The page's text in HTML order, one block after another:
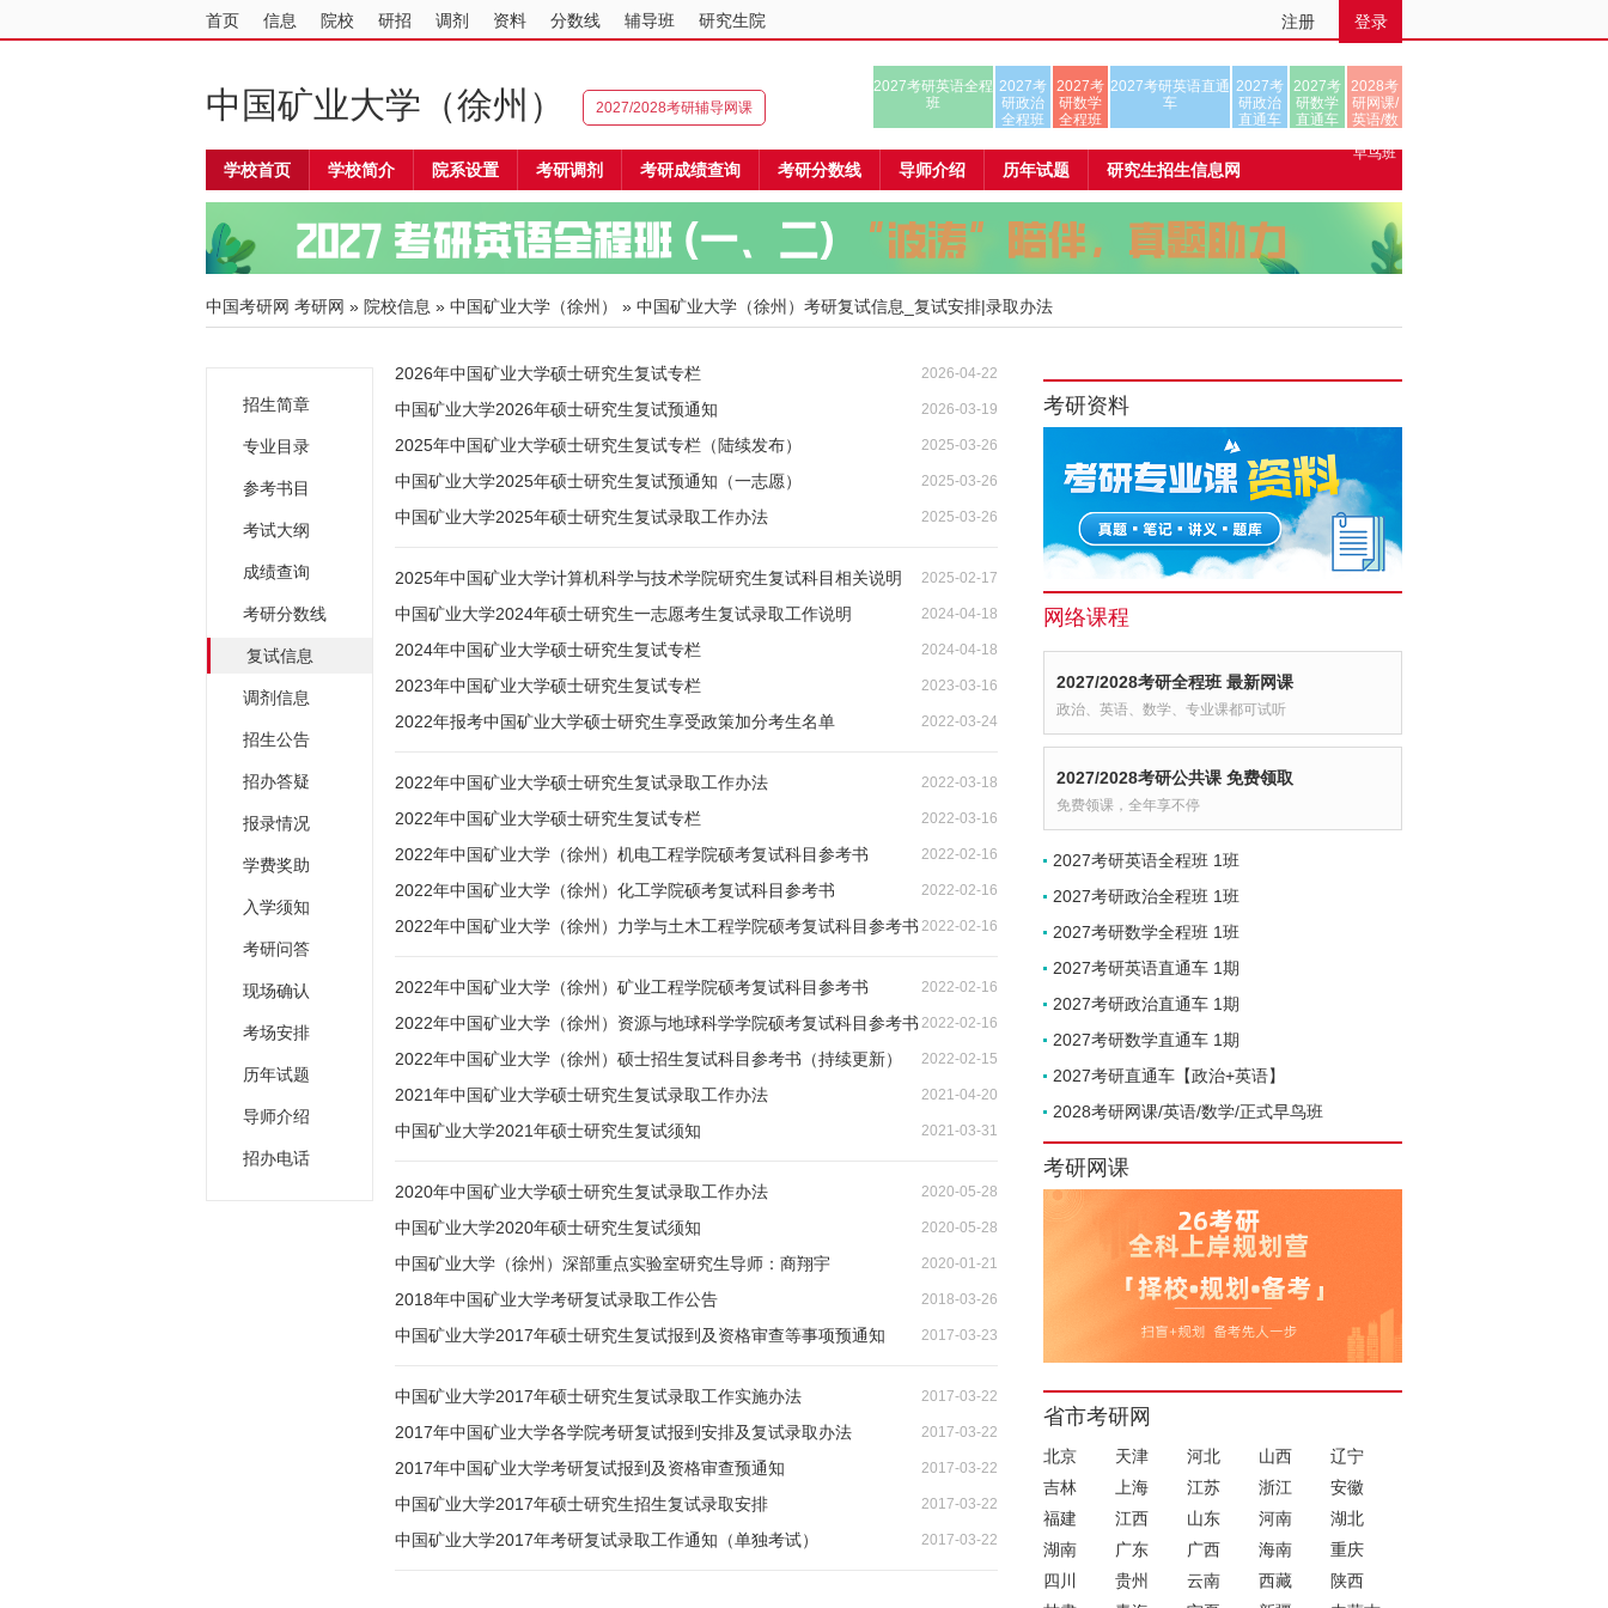
首页 信息 院校 研招 调剂 资料 分数线 辅导班 研究生院 注册 登录
中国矿业大学（徐州） 2027/2028考研辅导网课
2027考研英语全程
班
2027考
研政治
全程班
2027考
研数学
全程班
2027考研英语直通
车
2027考
研政治
直通车
2027考
研数学
直通车
2028考
研网课/
英语/数
早鸟班
学校首页 学校简介 院系设置 考研调剂 考研成绩查询 考研分数线 导师介绍 历年试题 研究生招生信息网
中国考研网 考研网 » 院校信息 » 中国矿业大学（徐州） » 中国矿业大学（徐州）考研复试信息_复试安排|录取办法
招生简章
专业目录
参考书目
考试大纲
成绩查询
考研分数线
复试信息
调剂信息
招生公告
招办答疑
报录情况
学费奖助
入学须知
考研问答
现场确认
考场安排
历年试题
导师介绍
招办电话
2026年中国矿业大学硕士研究生复试专栏 2026-04-22
中国矿业大学2026年硕士研究生复试预通知 2026-03-19
2025年中国矿业大学硕士研究生复试专栏（陆续发布） 2025-03-26
中国矿业大学2025年硕士研究生复试预通知（一志愿） 2025-03-26
中国矿业大学2025年硕士研究生复试录取工作办法 2025-03-26
2025年中国矿业大学计算机科学与技术学院研究生复试科目相关说明 2025-02-17
中国矿业大学2024年硕士研究生一志愿考生复试录取工作说明 2024-04-18
2024年中国矿业大学硕士研究生复试专栏 2024-04-18
2023年中国矿业大学硕士研究生复试专栏 2023-03-16
2022年报考中国矿业大学硕士研究生享受政策加分考生名单 2022-03-24
2022年中国矿业大学硕士研究生复试录取工作办法 2022-03-18
2022年中国矿业大学硕士研究生复试专栏 2022-03-16
2022年中国矿业大学（徐州）机电工程学院硕考复试科目参考书 2022-02-16
2022年中国矿业大学（徐州）化工学院硕考复试科目参考书 2022-02-16
2022年中国矿业大学（徐州）力学与土木工程学院硕考复试科目参考书 2022-02-16
2022年中国矿业大学（徐州）矿业工程学院硕考复试科目参考书 2022-02-16
2022年中国矿业大学（徐州）资源与地球科学学院硕考复试科目参考书 2022-02-16
2022年中国矿业大学（徐州）硕士招生复试科目参考书（持续更新） 2022-02-15
2021年中国矿业大学硕士研究生复试录取工作办法 2021-04-20
中国矿业大学2021年硕士研究生复试须知 2021-03-31
2020年中国矿业大学硕士研究生复试录取工作办法 2020-05-28
中国矿业大学2020年硕士研究生复试须知 2020-05-28
中国矿业大学（徐州）深部重点实验室研究生导师：商翔宇 2020-01-21
2018年中国矿业大学考研复试录取工作公告 2018-03-26
中国矿业大学2017年硕士研究生复试报到及资格审查等事项预通知 2017-03-23
中国矿业大学2017年硕士研究生复试录取工作实施办法 2017-03-22
2017年中国矿业大学各学院考研复试报到安排及复试录取办法 2017-03-22
2017年中国矿业大学考研复试报到及资格审查预通知 2017-03-22
中国矿业大学2017年硕士研究生招生复试录取安排 2017-03-22
中国矿业大学2017年考研复试录取工作通知（单独考试） 2017-03-22
考研资料
网络课程
2027/2028考研全程班 最新网课
政治、英语、数学、专业课都可试听
2027/2028考研公共课 免费领取
免费领课，全年享不停
2027考研英语全程班 1班
2027考研政治全程班 1班
2027考研数学全程班 1班
2027考研英语直通车 1期
2027考研政治直通车 1期
2027考研数学直通车 1期
2027考研直通车【政治+英语】
2028考研网课/英语/数学/正式早鸟班
考研网课
省市考研网
北京 天津 河北 山西
辽宁
吉林
上海 江苏 浙江
安徽
福建
江西 山东 河南
湖北
湖南
广东 广西 海南
重庆
四川
贵州 云南 西藏
陕西